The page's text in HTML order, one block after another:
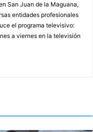
San Juan de la Maguana,
entidades profesionales
el programa televisivo:
a viernes en la televisión